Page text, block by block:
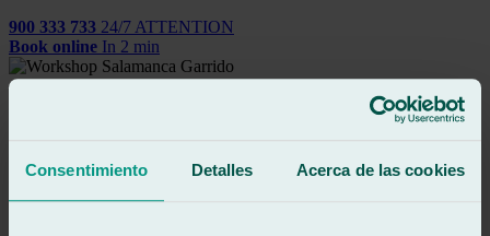
Consentimiento Detalles Acerca de las cookies
900 333 733 24/7 ATTENTION
Book online In 2 min
Reparación y Sustitución Urgente de Vidrios del Automóvil
Car Window Regulator Repair